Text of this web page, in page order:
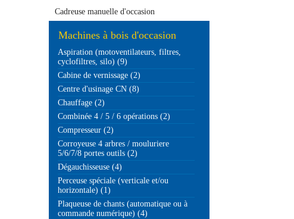
Cadreuse manuelle d'occasion
Machines à bois d'occasion
Aspiration (motoventilateurs, filtres,
cyclofiltres, silo) (9)
Cabine de vernissage (2)
Centre d'usinage CN (8)
Chauffage (2)
Combinée 4 / 5 / 6 opérations (2)
Compresseur (2)
Corroyeuse 4 arbres / mouluriere
5/6/7/8 portes outils (2)
Dégauchisseuse (4)
Perceuse spéciale (verticale et/ou
horizontale) (1)
Plaqueuse de chants (automatique ou à
commande numérique) (4)